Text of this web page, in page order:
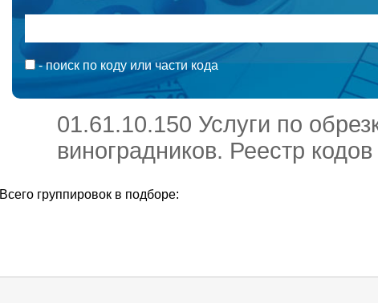
- поиск по коду или части кода
01.61.10.150 Услуги по
виноградников. Реестр
Всего группировок в подборе: